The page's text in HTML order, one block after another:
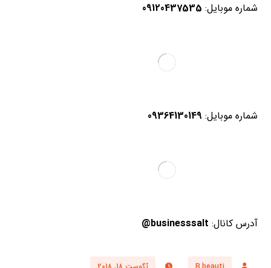
شماره موبایل: 09120437535
شماره موبایل:09364130149
آدرس کانال: businesssalt@